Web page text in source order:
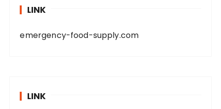
LINK
emergency-food-supply.com
LINK